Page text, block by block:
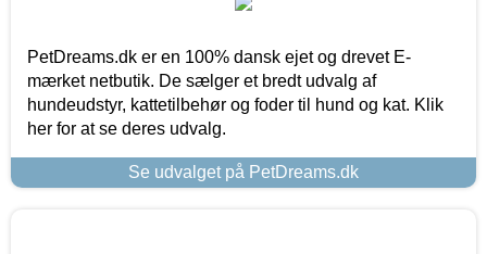
PetDreams.dk er en 100% dansk ejet og drevet E-
mærket netbutik. De sælger et bredt udvalg af
hundeudstyr, kattetilbehør og foder til hund og kat. Klik
her for at se deres udvalg.
Se udvalget på PetDreams.dk